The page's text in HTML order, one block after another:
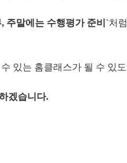
주말에는 수행평가 준비`처
있는 홈클래스가 될 수 있
겠습니다.